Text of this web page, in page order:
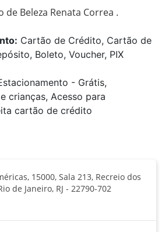
de Beleza Renata Correa .
Cartão de Crédito, Cartão de
Boleto, Voucher, PIX
- Grátis,
crianças, Acesso para
cartão de crédito
15000, Sala 213, Recreio dos
de Janeiro, RJ - 22790-702